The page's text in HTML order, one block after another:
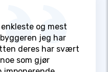
og mest
jeg har
deres har svært
som gjør